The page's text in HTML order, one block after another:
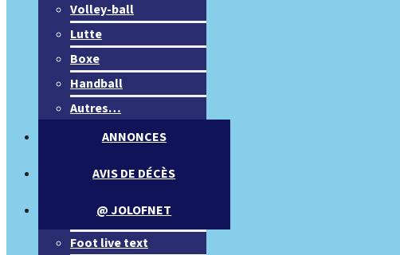
Volley-ball
Lutte
Boxe
Handball
Autres…
ANNONCES
AVIS DE DÉCÈS
@ JOLOFNET
Foot live text